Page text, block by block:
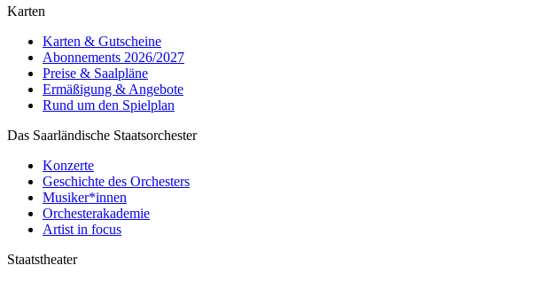
Karten
Karten & Gutscheine
Abonnements 2026/2027
Preise & Saalpläne
Ermäßigung & Angebote
Rund um den Spielplan
Das Saarländische Staatsorchester
Konzerte
Geschichte des Orchesters
Musiker*innen
Orchesterakademie
Artist in focus
Staatstheater